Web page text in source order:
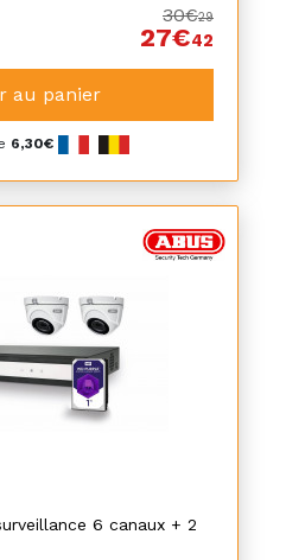
30€29
27€42
au panier
6,30€
6 canaux + 2